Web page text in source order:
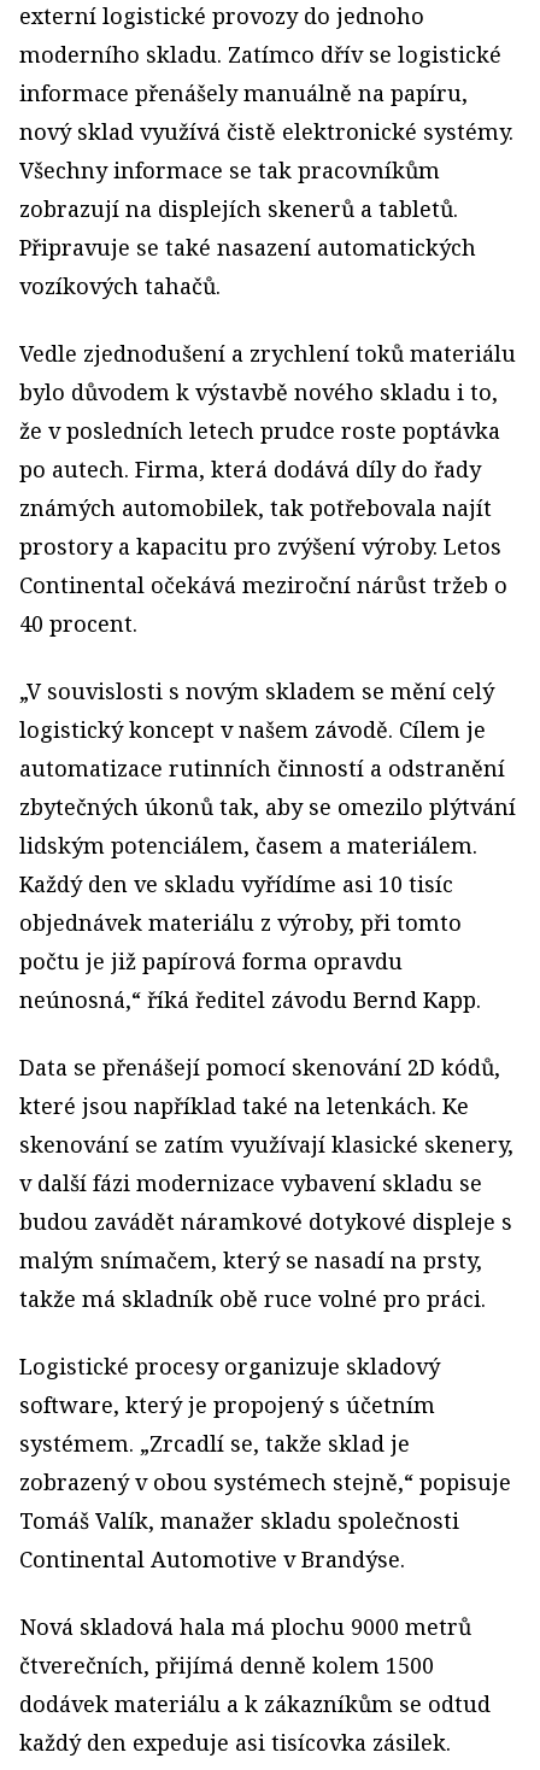
externí logistické provozy do jednoho
moderního skladu. Zatímco dřív se logistické
informace přenášely manuálně na papíru,
nový sklad využívá čistě elektronické systémy.
Všechny informace se tak pracovníkům
zobrazují na displejích skenerů a tabletů.
Připravuje se také nasazení automatických
vozíkových tahačů.
Vedle zjednodušení a zrychlení toků materiálu
bylo důvodem k výstavbě nového skladu i to,
že v posledních letech prudce roste poptávka
po autech. Firma, která dodává díly do řady
známých automobilek, tak potřebovala najít
prostory a kapacitu pro zvýšení výroby. Letos
Continental očekává meziroční nárůst tržeb o
40 procent.
„V souvislosti s novým skladem se mění celý
logistický koncept v našem závodě. Cílem je
automatizace rutinních činností a odstranění
zbytečných úkonů tak, aby se omezilo plýtvání
lidským potenciálem, časem a materiálem.
Každý den ve skladu vyřídíme asi 10 tisíc
objednávek materiálu z výroby, při tomto
počtu je již papírová forma opravdu
neúnosná,“ říká ředitel závodu Bernd Kapp.
Data se přenášejí pomocí skenování 2D kódů,
které jsou například také na letenkách. Ke
skenování se zatím využívají klasické skenery,
v další fázi modernizace vybavení skladu se
budou zavádět náramkové dotykové displeje s
malým snímačem, který se nasadí na prsty,
takže má skladník obě ruce volné pro práci.
Logistické procesy organizuje skladový
software, který je propojený s účetním
systémem. „Zrcadlí se, takže sklad je
zobrazený v obou systémech stejně,“ popisuje
Tomáš Valík, manažer skladu společnosti
Continental Automotive v Brandýse.
Nová skladová hala má plochu 9000 metrů
čtverečních, přijímá denně kolem 1500
dodávek materiálu a k zákazníkům se odtud
každý den expeduje asi tisícovka zásilek.